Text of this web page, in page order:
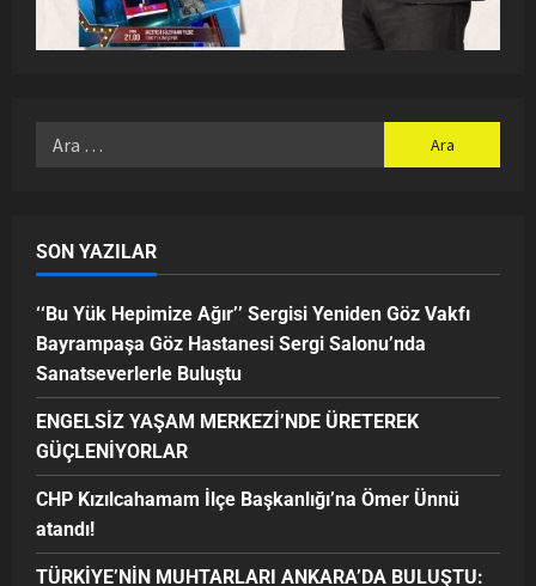
SON YAZILAR
‘‘Bu Yük Hepimize Ağır’’ Sergisi Yeniden Göz Vakfı
Bayrampaşa Göz Hastanesi Sergi Salonu’nda
Sanatseverlerle Buluştu
ENGELSİZ YAŞAM MERKEZİ’NDE ÜRETEREK
GÜÇLENİYORLAR
CHP Kızılcahamam İlçe Başkanlığı’na Ömer Ünnü
atandı!
TÜRKİYE’NİN MUHTARLARI ANKARA’DA BULUŞTU: